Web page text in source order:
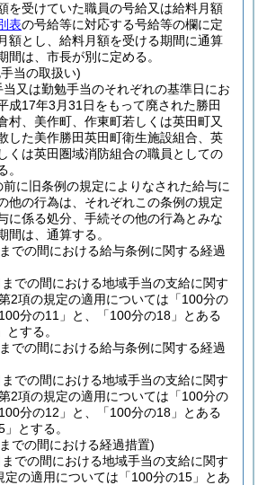
を受けていた職員の号給又は給料月額
表の号給等に対応する号給等の欄に定
額とし、給料月額を受ける期間に通算
間は、市長が別に定める。
当の取扱い)
又は勤勉手当のそれぞれの基準日にお
成17年3月31日をもって廃された勝田
村、美作町、作東町若しくは英田町又
した美作勝田英田町衛生施設組合、英
くは英田圏域消防組合の職員としての
。
に旧条例の規定によりなされた給与に
他の行為は、それぞれこの条例の規定
に係る処分、手続その他の行為とみな
間は、通算する。
での間における給与条例に関する経過
での間における地域手当の支給に関す
2項の規定の適用については「100分の
分の11」と、「100分の18」とある
する。
での間における給与条例に関する経過
での間における地域手当の支給に関す
2項の規定の適用については「100分の
分の12」と、「100分の18」とある
とする。
での間における経過措置)
での間における地域手当の支給に関す
定の適用については「100分の15」とあ